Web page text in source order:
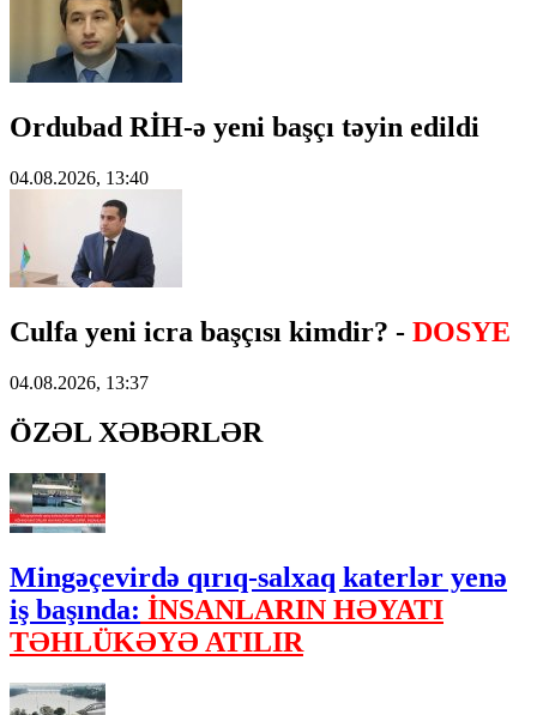
Ordubad RİH-ə yeni başçı təyin edildi
04.08.2026, 13:40
Culfa yeni icra başçısı kimdir? - DOSYE
04.08.2026, 13:37
ÖZƏL XƏBƏRLƏR
Mingəçevirdə qırıq-salxaq katerlər yenə
iş başında: İNSANLARIN HƏYATI
TƏHLÜKƏYƏ ATILIR